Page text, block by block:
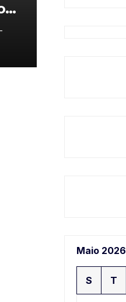
Maio 2026
S T